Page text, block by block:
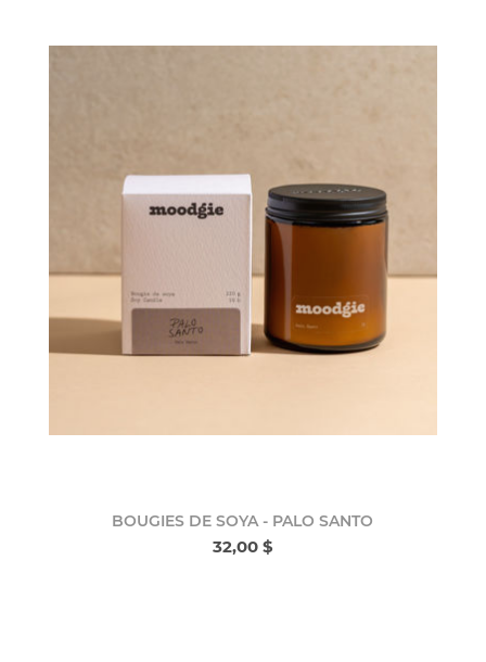
BOUGIES DE SOYA - PALO SANTO
32,00 $